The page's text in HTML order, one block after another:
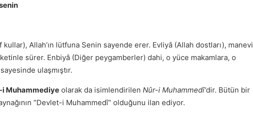
kullar), Allah’ın lütfuna Senin sayende erer. Evliyâ (Allah dostları), manevi
sürer. Enbiyâ (Diğer peygamberler) dahi, o yüce makamlara, o
ulaşmıştır.
Muhammediye olarak da isimlendirilen Nûr-i Muhammedî’dir. Bütün bir
“Devlet-i Muhammedî” olduğunu ilan ediyor.